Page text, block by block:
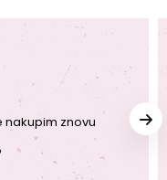
nakupim znovu